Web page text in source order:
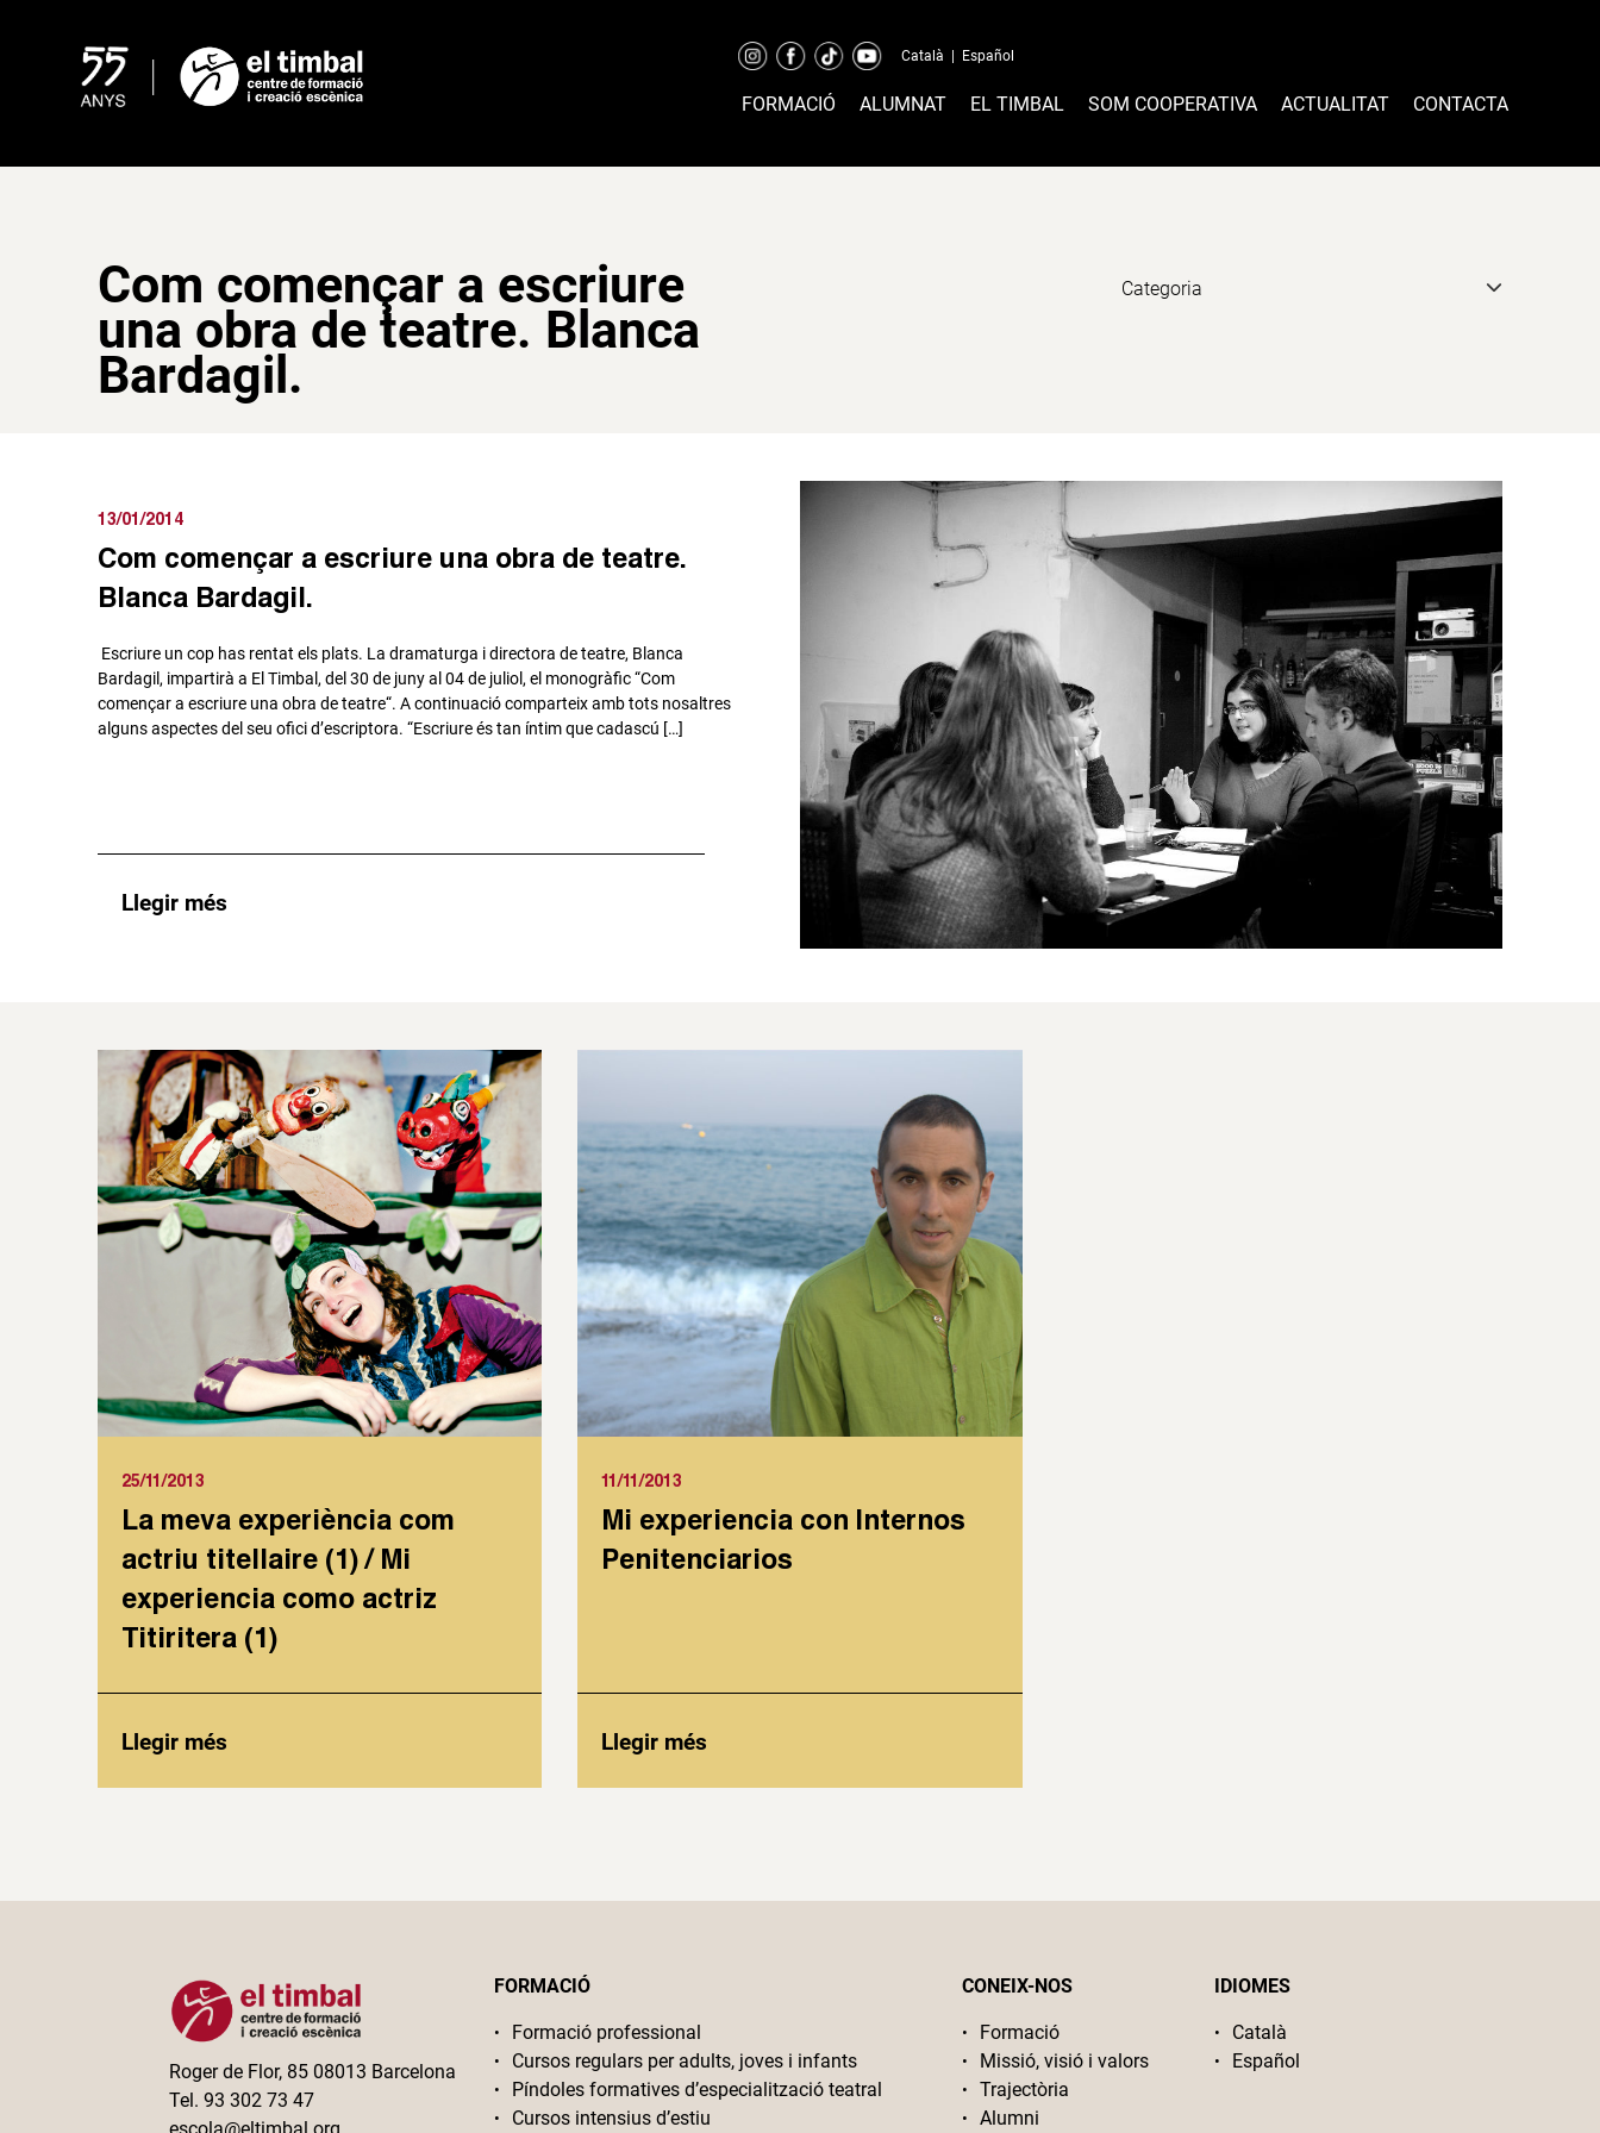
Català Español
FORMACIÓ ALUMNAT EL TIMBAL SOM COOPERATIVA ACTUALITAT CONTACTA
Com començar a escriure
una obra de teatre. Blanca
Bardagil.
13/01/2014
Com començar a escriure una obra de teatre.
Blanca Bardagil.
Escriure un cop has rentat els plats. La dramaturga i directora de teatre, Blanca
Bardagil, impartirà a El Timbal, del 30 de juny al 04 de juliol, el monogràfic “Com
començar a escriure una obra de teatre“. A continuació comparteix amb tots nosaltres
alguns aspectes del seu ofici d’escriptora. “Escriure és tan íntim que cadascú […]
Llegir més
25/11/2013
La meva experiència com
actriu titellaire (1) / Mi
experiencia como actriz
Titiritera (1)
Llegir més
11/11/2013
Mi experiencia con Internos
Penitenciarios
Llegir més
Roger de Flor, 85 08013 Barcelona
Tel. 93 302 73 47
escola@eltimbal.org
FORMACIÓ
Formació professional
Cursos regulars per adults, joves i infants
Píndoles formatives d’especialització teatral
Cursos intensius d’estiu
CONEIX-NOS
Formació
Missió, visió i valors
Trajectòria
Alumni
IDIOMES
Català
Español